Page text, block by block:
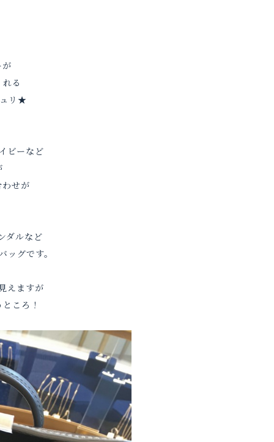
る
ュリ★
ビーなど
せが
ダルなど
グです。
えますが
ころ！